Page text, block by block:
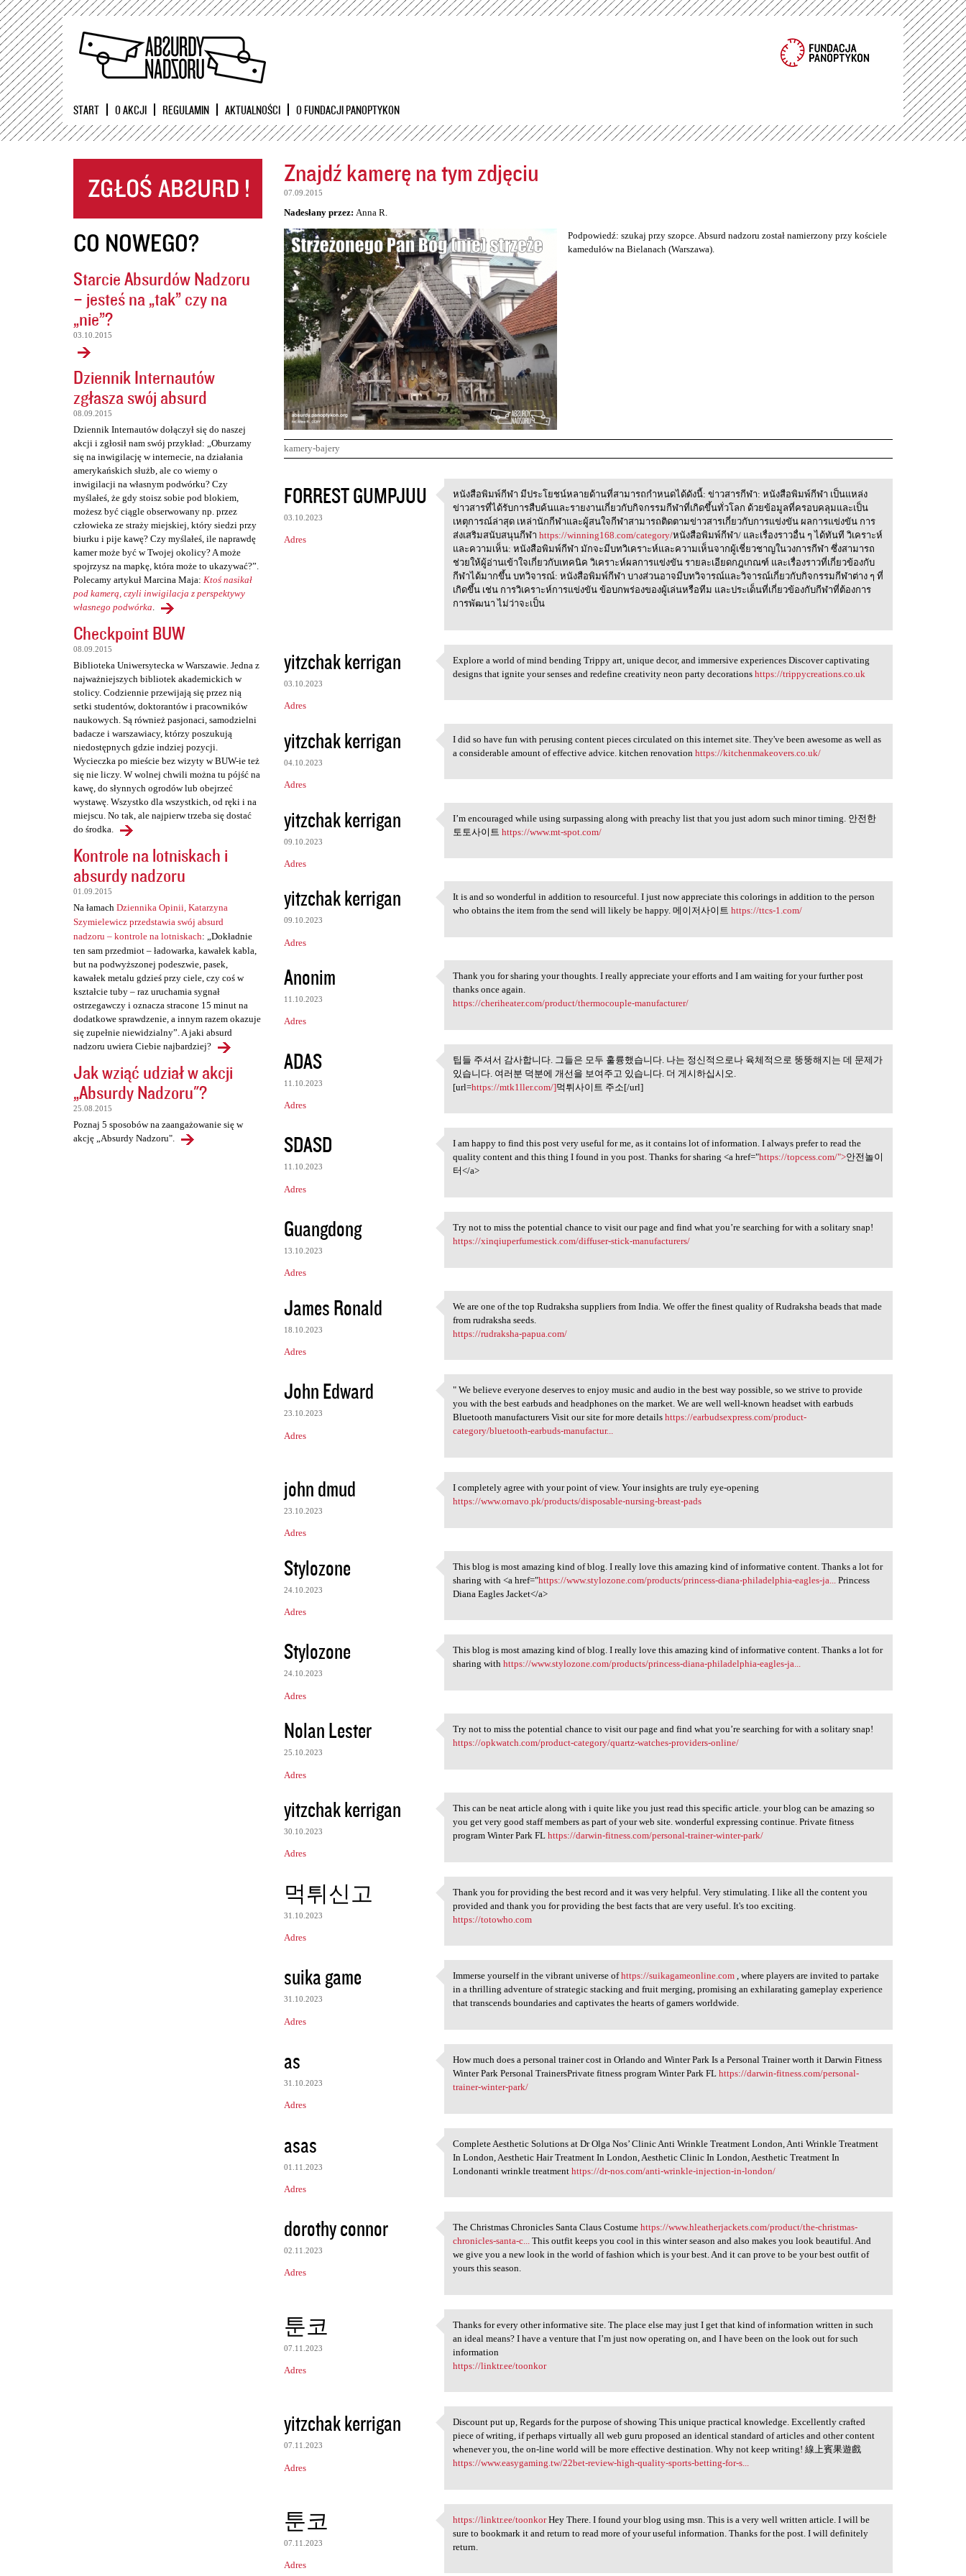
Przejdź
START O AKCJI REGULAMIN AKTUALNOŚCI O FUNDACJI PANOPTYKON
CO NOWEGO?
Starcie Absurdów Nadzoru
– jesteś na „tak” czy na
„nie”?
03.10.2015
Dziennik Internautów
zgłasza swój absurd
08.09.2015
Dziennik Internautów dołączył się do naszej
akcji i zgłosił nam swój przykład: „Oburzamy
się na inwigilację w internecie, na działania
amerykańskich służb, ale co wiemy o
inwigilacji na własnym podwórku? Czy
myślałeś, że gdy stoisz sobie pod blokiem,
możesz być ciągle obserwowany np. przez
człowieka ze straży miejskiej, który siedzi przy
biurku i pije kawę? Czy myślałeś, ile naprawdę
kamer może być w Twojej okolicy? A może
spojrzysz na mapkę, która może to ukazywać?”.
Polecamy artykuł Marcina Maja: Ktoś nasikał
pod kamerą, czyli inwigilacja z perspektywy
własnego podwórka.
Checkpoint BUW
08.09.2015
Biblioteka Uniwersytecka w Warszawie. Jedna z
najważniejszych bibliotek akademickich w
stolicy. Codziennie przewijają się przez nią
setki studentów, doktorantów i pracowników
naukowych. Są również pasjonaci, samodzielni
badacze i warszawiacy, którzy poszukują
niedostępnych gdzie indziej pozycji.
Wycieczka po mieście bez wizyty w BUW-ie też
się nie liczy. W wolnej chwili można tu pójść na
kawę, do słynnych ogrodów lub obejrzeć
wystawę. Wszystko dla wszystkich, od ręki i na
miejscu. No tak, ale najpierw trzeba się dostać
do środka.
Kontrole na lotniskach i
absurdy nadzoru
01.09.2015
Na łamach Dziennika Opinii, Katarzyna
Szymielewicz przedstawia swój absurd
nadzoru – kontrole na lotniskach: „Dokładnie
ten sam przedmiot – ładowarka, kawałek kabla,
but na podwyższonej podeszwie, pasek,
kawałek metalu gdzieś przy ciele, czy coś w
kształcie tuby – raz uruchamia sygnał
ostrzegawczy i oznacza stracone 15 minut na
dodatkowe sprawdzenie, a innym razem okazuje
się zupełnie niewidzialny”. A jaki absurd
nadzoru uwiera Ciebie najbardziej?
Jak wziąć udział w akcji
„Absurdy Nadzoru"?
25.08.2015
Poznaj 5 sposobów na zaangażowanie się w
akcję „Absurdy Nadzoru".
Znajdź kamerę na tym zdjęciu
07.09.2015
Nadesłany przez: Anna R.
Podpowiedź: szukaj przy szopce. Absurd nadzoru został namierzony przy kościele
kamedułów na Bielanach (Warszawa).
kamery-bajery
K
o
m
e
e
FORREST GUMPJUU
03.10.2023
Adres
หนังสือพิมพ์กีฬา
หนังสือพิมพ์กีฬา มีประโยชน์หลายด้านที่สามารถกำหนดได้ดังนี้: ข่าวสารกีฬา: หนังสือพิมพ์กีฬา เป็นแหล่ง
ข่าวสารที่ได้รับการสืบค้นและรายงานเกี่ยวกับกิจกรรมกีฬาที่เกิดขึ้นทั่วโลก ด้วยข้อมูลที่ครอบคลุมและเป็น
เหตุการณ์ล่าสุด เหล่านักกีฬาและผู้สนใจกีฬาสามารถติดตามข่าวสารเกี่ยวกับการแข่งขัน ผลการแข่งขัน การ
ส่งเสริมสนับสนุนกีฬาhttps://winning168.com/category/หนังสือพิมพ์กีฬา/ และเรื่องราวอื่น ๆ ได้ทันที วิเคราะห์
และความเห็น: หนังสือพิมพ์กีฬา มักจะมีบทวิเคราะห์และความเห็นจากผู้เชี่ยวชาญในวงการกีฬา ซึ่งสามารถ
ช่วยให้ผู้อ่านเข้าใจเกี่ยวกับเทคนิค วิเคราะห์ผลการแข่งขัน รายละเอียดกฎเกณฑ์ และเรื่องราวที่เกี่ยวข้องกับ
กีฬาได้มากขึ้น บทวิจารณ์: หนังสือพิมพ์กีฬา บางส่วนอาจมีบทวิจารณ์และวิจารณ์เกี่ยวกับกิจกรรมกีฬาต่าง ๆ ที่
เกิดขึ้น เช่น การวิเคราะห์การแข่งขัน ข้อบกพร่องของผู้เล่นหรือทีม และประเด็นที่เกี่ยวข้องกับกีฬาที่ต้องการ
การพัฒนา ไม่ว่าจะเป็น
yitzchak kerrigan
03.10.2023
Adres
Explore a world of mind
Explore a world of mind bending Trippy art, unique decor, and immersive experiences Discover captivating
designs that ignite your senses and redefine creativity neon party decorationshttps://trippycreations.co.uk
yitzchak kerrigan
04.10.2023
Adres
I did so have fun with
I did so have fun with perusing content pieces circulated on this internet site. They've been awesome as well as
a considerable amount of effective advice. kitchen renovationhttps://kitchenmakeovers.co.uk/
yitzchak kerrigan
09.10.2023
Adres
I’m encouraged while using
I’m encouraged while using surpassing along with preachy list that you just adorn such minor timing. 안전한
토토사이트https://www.mt-spot.com/
yitzchak kerrigan
09.10.2023
Adres
It is and so wonderful in
It is and so wonderful in addition to resourceful. I just now appreciate this colorings in addition to the person
who obtains the item from the send will likely be happy. 메이저사이트https://ttcs-1.com/
Anonim
11.10.2023
Adres
Thank you for sharing your
Thank you for sharing your thoughts. I really appreciate your efforts and I am waiting for your further post
thanks once again.
https://cheriheater.com/product/thermocouple-manufacturer/
ADAS
11.10.2023
Adres
팁들 주셔서 감사합니다. 그들은 모두 훌륭했습니다.
팁들 주셔서 감사합니다. 그들은 모두 훌륭했습니다. 나는 정신적으로나 육체적으로 뚱뚱해지는 데 문제가
있습니다. 여러분 덕분에 개선을 보여주고 있습니다. 더 게시하십시오.
[url=https://mtk1ller.com/]먹튀사이트 주소[/url]
SDASD
11.10.2023
Adres
I am happy to find this post
I am happy to find this post very useful for me, as it contains lot of information. I always prefer to read the
quality content and this thing I found in you post. Thanks for sharing <a href="https://topcess.com/">안전놀이
터</a>
Guangdong
13.10.2023
Adres
Try not to miss the potential
Try not to miss the potential chance to visit our page and find what you’re searching for with a solitary snap!
https://xinqiuperfumestick.com/diffuser-stick-manufacturers/
James Ronald
18.10.2023
Adres
We are one of the top
We are one of the top Rudraksha suppliers from India. We offer the finest quality of Rudraksha beads that made
from rudraksha seeds.
https://rudraksha-papua.com/
John Edward
23.10.2023
Adres
" We believe everyone
" We believe everyone deserves to enjoy music and audio in the best way possible, so we strive to provide
you with the best earbuds and headphones on the market. We are well well-known headset with earbuds
Bluetooth manufacturers Visit our site for more detailshttps://earbudsexpress.com/product-
category/bluetooth-earbuds-manufactur...
john dmud
23.10.2023
Adres
I completely agree with your
I completely agree with your point of view. Your insights are truly eye-opening
https://www.ornavo.pk/products/disposable-nursing-breast-pads
Stylozone
24.10.2023
Adres
This blog is most amazing
This blog is most amazing kind of blog. I really love this amazing kind of informative content. Thanks a lot for
sharing with <a href="https://www.stylozone.com/products/princess-diana-philadelphia-eagles-ja...
Princess
Diana Eagles Jacket</a>
Stylozone
24.10.2023
Adres
This blog is most amazing
This blog is most amazing kind of blog. I really love this amazing kind of informative content. Thanks a lot for
sharing withhttps://www.stylozone.com/products/princess-diana-philadelphia-eagles-ja...
Nolan Lester
25.10.2023
Adres
Try not to miss the potential
Try not to miss the potential chance to visit our page and find what you’re searching for with a solitary snap!
https://opkwatch.com/product-category/quartz-watches-providers-online/
yitzchak kerrigan
30.10.2023
Adres
This can be neat article
This can be neat article along with i quite like you just read this specific article. your blog can be amazing so
you get very good staff members as part of your web site. wonderful expressing continue. Private fitness
program Winter Park FLhttps://darwin-fitness.com/personal-trainer-winter-park/
먹튀신고
31.10.2023
Adres
Thank you for providing the
Thank you for providing the best record and it was very helpful. Very stimulating. I like all the content you
provided and thank you for providing the best facts that are very useful. It's too exciting.
https://totowho.com
suika game
31.10.2023
Adres
Immerse yourself in the
Immerse yourself in the vibrant universe ofhttps://suikagameonline.com , where players are invited to partake
in a thrilling adventure of strategic stacking and fruit merging, promising an exhilarating gameplay experience
that transcends boundaries and captivates the hearts of gamers worldwide.
as
31.10.2023
Adres
How much does a personal
How much does a personal trainer cost in Orlando and Winter Park Is a Personal Trainer worth it Darwin Fitness
Winter Park Personal TrainersPrivate fitness program Winter Park FLhttps://darwin-fitness.com/personal-
trainer-winter-park/
asas
01.11.2023
Adres
Complete Aesthetic Solutions
Complete Aesthetic Solutions at Dr Olga Nos’ Clinic Anti Wrinkle Treatment London, Anti Wrinkle Treatment
In London, Aesthetic Hair Treatment In London, Aesthetic Clinic In London, Aesthetic Treatment In
Londonanti wrinkle treatmenthttps://dr-nos.com/anti-wrinkle-injection-in-london/
dorothy connor
02.11.2023
Adres
The Christmas Chronicles
The Christmas Chronicles Santa Claus Costumehttps://www.hleatherjackets.com/product/the-christmas-
chronicles-santa-c... This outfit keeps you cool in this winter season and also makes you look beautiful. And
we give you a new look in the world of fashion which is your best. And it can prove to be your best outfit of
yours this season.
툰코
07.11.2023
Adres
Thanks for every other
Thanks for every other informative site. The place else may just I get that kind of information written in such
an ideal means? I have a venture that I’m just now operating on, and I have been on the look out for such
information
https://linktr.ee/toonkor
yitzchak kerrigan
07.11.2023
Adres
Discount put up, Regards for
Discount put up, Regards for the purpose of showing This unique practical knowledge. Excellently crafted
piece of writing, if perhaps virtually all web guru proposed an identical standard of articles and other content
whenever you, the on-line world will be more effective destination. Why not keep writing! 線上賓果遊戲
https://www.easygaming.tw/22bet-review-high-quality-sports-betting-for-s...
툰코
07.11.2023
Adres
https://linktr.ee/toonkor Hey
https://linktr.ee/toonkorHey There. I found your blog using msn. This is a very well written article. I will be
sure to bookmark it and return to read more of your useful information. Thanks for the post. I will definitely
return.